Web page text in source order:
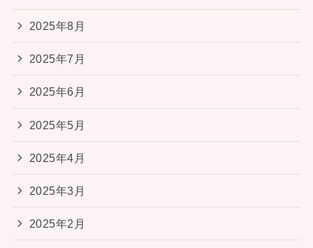
2025年8月
2025年7月
2025年6月
2025年5月
2025年4月
2025年3月
2025年2月